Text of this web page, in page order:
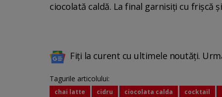
ciocolată caldă. La final garnisiți cu frișcă
Fiți la curent cu ultimele noutăți.
Tagurile articolului:
chai latte cidru ciocolata calda cocktail